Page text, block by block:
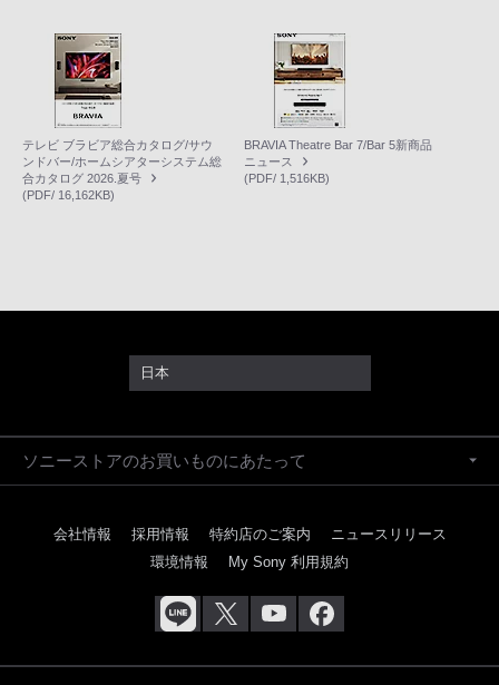
テレビ ブラビア総合カタログ/サウ
ンドバー/ホームシアターシステム総
合カタログ 2026.夏号
(PDF/ 16,162KB)
BRAVIA Theatre Bar 7/Bar 5新商品
ニュース
(PDF/ 1,516KB)
日本
ソニーストアのお買いものにあたって
会社情報 採用情報 特約店のご案内
ニュースリリース
環境情報
My Sony 利用規約